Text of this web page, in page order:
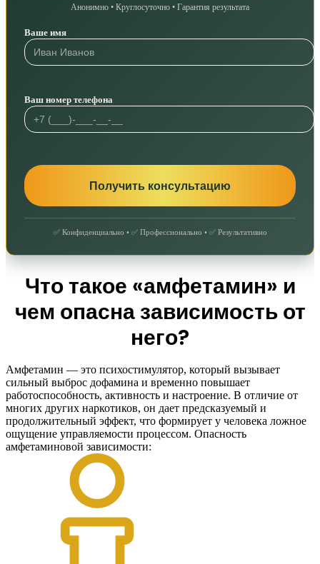
Анонимно • Круглосуточно • Гарантия результата
Ваше имя
Ваш номер телефона
✅ Конфиденциально • ✅ Профессионально • ✅ Результативно
Что такое «амфетамин» и
чем опасна зависимость от
него?
Амфетамин — это психостимулятор, который вызывает
сильный выброс дофамина и временно повышает
работоспособность, активность и настроение. В отличие от
многих других наркотиков, он дает предсказуемый и
продолжительный эффект, что формирует у человека ложное
ощущение управляемости процессом. Опасность
амфетаминовой зависимости: